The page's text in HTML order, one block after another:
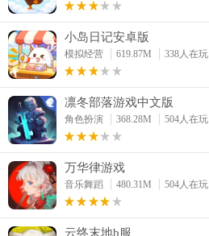
小岛日记安卓版
模拟经营 619.87M
338人在玩
凛冬部落游戏中文版
角色扮演 368.28M
504人在玩
万华律游戏
音乐舞蹈 480.31M
504人在玩
云终末地b服